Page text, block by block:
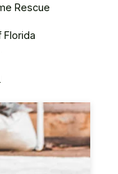
Rescue
Florida